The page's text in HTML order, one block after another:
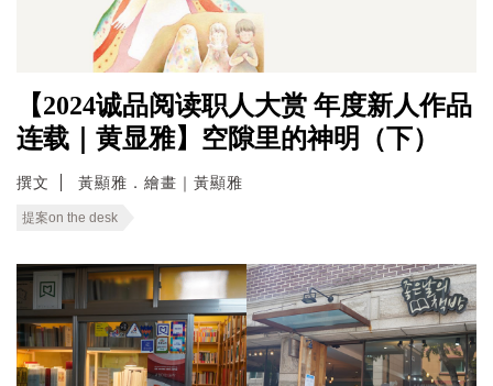
【2024诚品阅读职人大赏 年度新人作品
连载｜黄显雅】空隙里的神明（下）
撰文 黃顯雅．繪畫｜黃顯雅
提案on the desk